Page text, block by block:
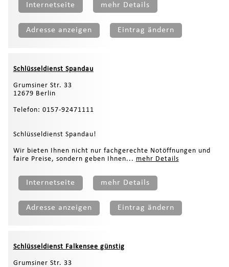
Internetseite mehr Details
Adresse anzeigen Eintrag ändern
Schlüsseldienst Spandau
Grumsiner Str. 33
12679 Berlin
Telefon: 0157-92471111
Schlüsseldienst Spandau!
Wir bieten Ihnen nicht nur fachgerechte Notöffnungen und
faire Preise, sondern geben Ihnen... mehr Details
Internetseite mehr Details
Adresse anzeigen Eintrag ändern
Schlüsseldienst Falkensee günstig
Grumsiner Str. 33